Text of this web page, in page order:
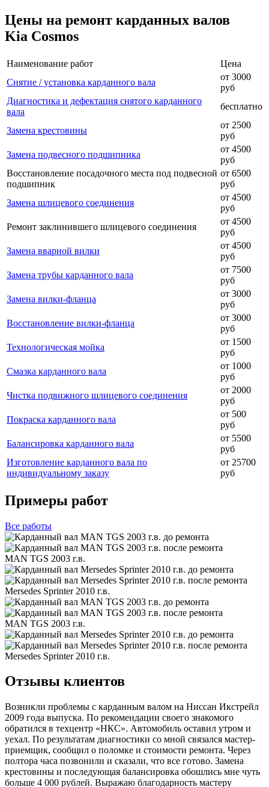
Цены на ремонт карданных валов
Kia Cosmos
Наименование работ
Цена
Снятие / установка карданного вала
от 3000
руб
Диагностика и дефектация снятого карданного
вала
бесплатно
Замена крестовины
от 2500
руб
Замена подвесного подшипника
от 4500
руб
Восстановление посадочного места под подвесной
подшипник
от 6500
руб
Замена шлицевого соединения
от 4500
руб
Ремонт заклинившего шлицевого соединения
от 4500
руб
Замена вварной вилки
от 4500
руб
Замена трубы карданного вала
от 7500
руб
Замена вилки-фланца
от 3000
руб
Восстановление вилки-фланца
от 3000
руб
Технологическая мойка
от 1500
руб
Смазка карданного вала
от 1000
руб
Чистка подвижного шлицевого соединения
от 2000
руб
Покраска карданного вала
от 500
руб
Балансировка карданного вала
от 5500
руб
Изготовление карданного вала по
индивидуальному заказу
от 25700
руб
Примеры работ
Все работы
MAN TGS 2003 г.в.
Mersedes Sprinter 2010 г.в.
MAN TGS 2003 г.в.
Mersedes Sprinter 2010 г.в.
Отзывы клиентов
Возникли проблемы с карданным валом на Ниссан Икстрейл
2009 года выпуска. По рекомендации своего знакомого
обратился в техцентр «НКС». Автомобиль оставил утром и
уехал. По результатам диагностики со мной связался мастер-
приемщик, сообщил о поломке и стоимости ремонта. Через
полтора часа позвонили и сказали, что все готово. Замена
крестовины и последующая балансировка обошлись мне чуть
больше 4 000 рублей. Выражаю благодарность мастеру